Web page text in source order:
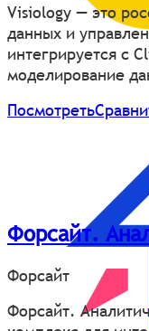
Visiology — это
данных и
интегрируется с
моделирование
Посмотреть
Форсайт.
Форсайт
Форсайт.